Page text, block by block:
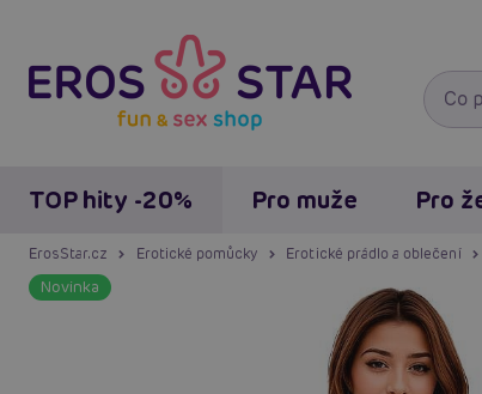
TOP hity -20% Pro muže Pro
ErosStar.cz Erotické pomůcky Erotické prádlo a oblečení
Novinka